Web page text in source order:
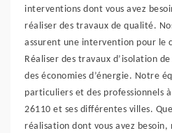
interventions dont vous avez
réaliser des travaux de qualité.
assurent une intervention pour le
Réaliser des travaux d’isolation
des économies d’énergie. Notre
particuliers et des professionnels
26110 et ses différentes villes.
réalisation dont vous avez besoin,